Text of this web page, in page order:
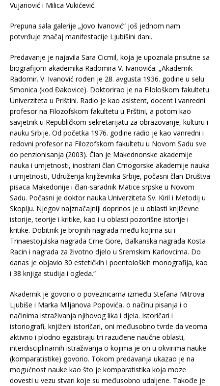
Vujanović i Milica Vukićević.
Prepuna sala galerije „Jovo Ivanović“ još jednom nam
potvrđuje značaj manifestacije Ljubišini dani.
Predavanje je najavila Sara Cicmil, koja je upoznala prisutne sa
biografijom akademika Radomira V. Ivanovića: „Akademik
Radomir. V. Ivanović rođen je 28. avgusta 1936. godine u selu
Smonica (kod Đakovice). Doktorirao je na Filološkom fakultetu
Univerziteta u Prištini. Radio je kao asistent, docent i vanredni
profesor na Filozofskom fakultetu u Prštini, a potom kao
savjetnik u Republičkom sekretarijatu za obrazovanje, kulturu i
nauku Srbije. Od početka 1976. godine radio je kao vanredni i
redovni profesor na Filozofskom fakultetu u Novom Sadu sve
do penzionisanja (2003). Član je Makednonske akademije
nauka i umjetnosti, inostrani član Crnogorske akademije nauka
i umjetnosti, Udruženja književnika Srbije, počasni član Društva
pisaca Makedonije i član-saradnik Matice srpske u Novom
Sadu. Počasni je doktor nauka Univerziteta Sv. Kiril i Metodij u
Skoplju. Njegov najznačajniji doprinos je u oblasti književne
istorije, teorije i kritike, kao i u oblasti pozorišne istorije i
kritike. Dobitnik je brojnih nagrada među kojima su i
Trinaestojulska nagrada Crne Gore, Balkanska nagrada Kosta
Racin i nagrada za životno djelo u Sremskim Karlovcima. Do
danas je objavio 30 estetičkih i poentoloških monografija, kao
i 38 knjiga studija i ogleda.“
Akademik je govorio o poveznicama između Stefana Mitrova
Ljubiše i Marka Miljanova Popovića, o načinu pisanja i o
načinima istraživanja njihovog lika i djela. Istoričari i
istoriografi, knjiženi istoričari, oni međusobno tvrde da veoma
aktivno i plodno egzistiraju tri razuđene naučne oblasti,
interdisciplinarnih istraživanja o kojima je on u okvirima nauke
(komparatistike) govorio. Tokom predavanja ukazao je na
mogućnost nauke kao što je komparatistika koja moze
dovesti u vezu stvari koje su međusobno udaljene. Takođe je